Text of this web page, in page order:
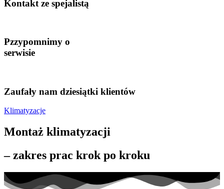
Kontakt ze spejalistą
Pzzypomnimy o
serwisie
Zaufały nam dziesiątki klientów
Klimatyzacje
Montaż klimatyzacji
– zakres prac krok po kroku